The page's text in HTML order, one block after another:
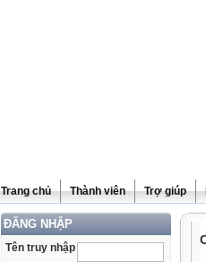
Trang chủ Thành viên Trợ giúp
ĐĂNG NHẬP
Tên truy nhập